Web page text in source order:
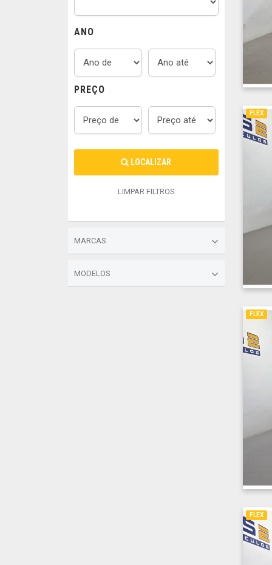
ANO
PREÇO
LOCALIZAR
LIMPAR FILTROS
MARCAS
MODELOS
FLEX
FLEX
FLEX